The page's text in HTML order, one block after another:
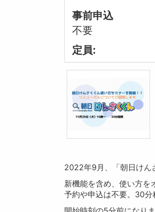
事前申込
不要
定員:
2022年9月、「朝日けん
新機能を含め、使い方を
予約や申込は不要。30分